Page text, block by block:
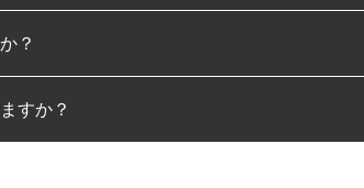
？
すか？